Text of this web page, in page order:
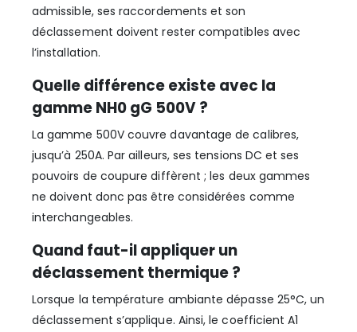
admissible, ses raccordements et son
déclassement doivent rester compatibles avec
l’installation.
Quelle différence existe avec la
gamme NH0 gG 500V ?
La gamme 500V couvre davantage de calibres,
jusqu’à 250A. Par ailleurs, ses tensions DC et ses
pouvoirs de coupure diffèrent ; les deux gammes
ne doivent donc pas être considérées comme
interchangeables.
Quand faut-il appliquer un
déclassement thermique ?
Lorsque la température ambiante dépasse 25°C, un
déclassement s’applique. Ainsi, le coefficient A1